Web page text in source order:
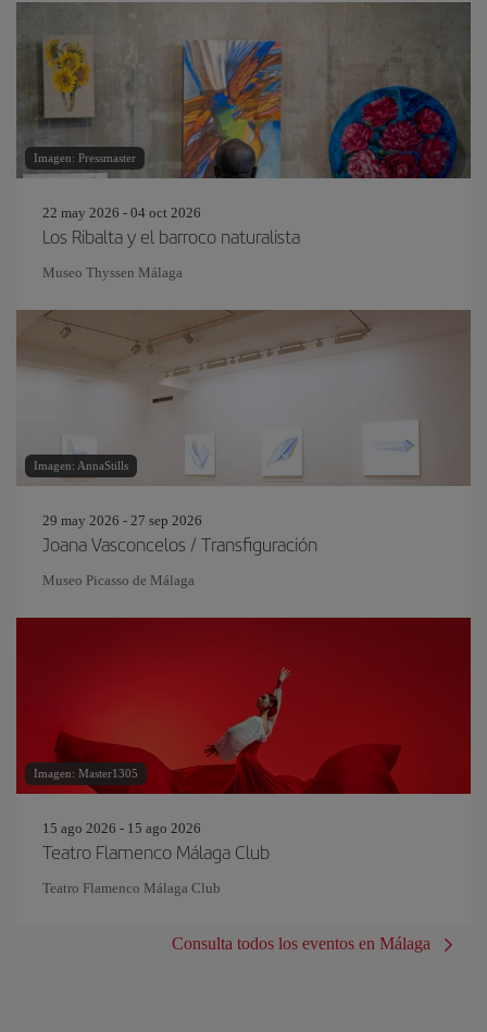
Imagen: Pressmaster
22 may 2026 - 04 oct 2026
Los Ribalta y el barroco naturalista
Museo Thyssen Málaga
Imagen: AnnaStills
29 may 2026 - 27 sep 2026
Joana Vasconcelos / Transfiguración
Museo Picasso de Málaga
Imagen: Master1305
15 ago 2026 - 15 ago 2026
Teatro Flamenco Málaga Club
Teatro Flamenco Málaga Club
Consulta todos los eventos en Málaga